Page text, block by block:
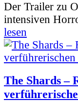
Der Trailer zu
intensiven
lesen
The Shards –